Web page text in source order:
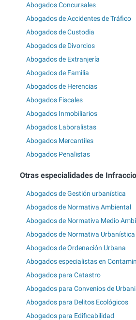
Abogados Concursales
Abogados de Accidentes de Tráfico
Abogados de Custodia
Abogados de Divorcios
Abogados de Extranjería
Abogados de Familia
Abogados de Herencias
Abogados Fiscales
Abogados Inmobiliarios
Abogados Laboralistas
Abogados Mercantiles
Abogados Penalistas
Otras especialidades de
Abogados de Gestión urbanística
Abogados de Normativa Ambiental
Abogados de Normativa Medio
Abogados de Normativa Urbanística
Abogados de Ordenación Urbana
Abogados especialistas en
Abogados para Catastro
Abogados para Convenios de
Abogados para Delitos Ecológicos
Abogados para Edificabilidad